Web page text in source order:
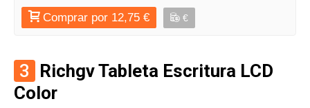
Comprar por 12,75 € €
3 Richgv Tableta Escritura LCD
Color